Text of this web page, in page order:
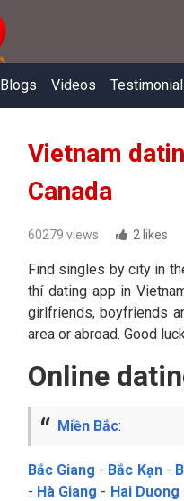
Blogs Videos
Vietnam
Canada
60279 views 2 likes
Find singles by city in
thí dating app in
girlfriends, boyfriends
area or abroad. Good
Online
Miền Bắc:
Bắc Giang - Bắc Kạn-
- Hà Giang - Hai Duong